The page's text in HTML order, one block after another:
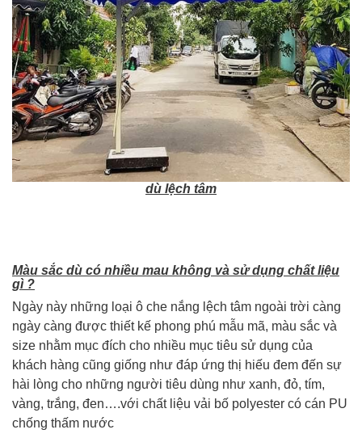
dù lệch tâm
Màu sắc dù có nhiều mau không và sử dụng chất liệu
gì ?
Ngày này những loại ô che nắng lệch tâm ngoài trời càng
ngày càng được thiết kế phong phú mẫu mã, màu sắc và
size nhằm mục đích cho nhiều mục tiêu sử dụng của
khách hàng cũng giống như đáp ứng thị hiếu đem đến sự
hài lòng cho những người tiêu dùng như xanh, đỏ, tím,
vàng, trắng, đen….với chất liệu vải bố polyester có cán PU
chống thấm nước